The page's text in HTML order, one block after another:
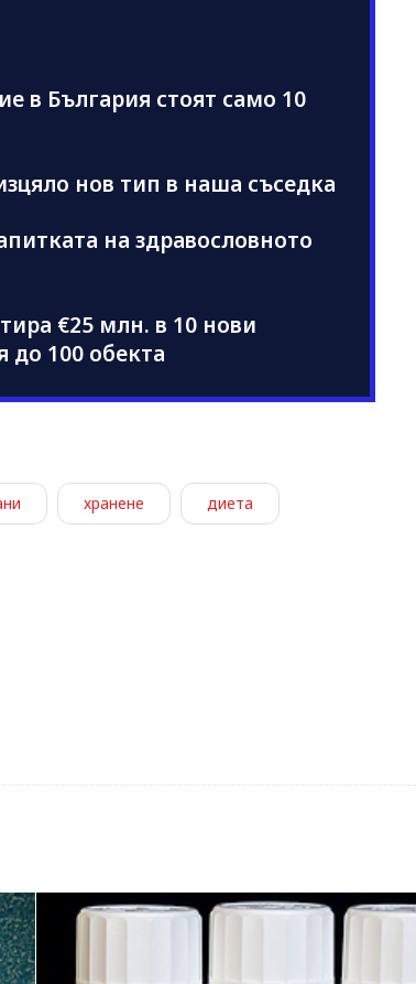
в България стоят само 10
нов тип в наша съседка
на здравословното
€25 млн. в 10 нови
до 100 обекта
хранене диета